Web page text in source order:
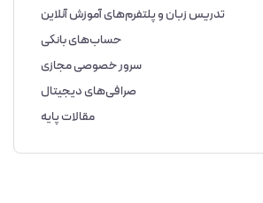
تدریس زبان و پلتفرم‌های آموزش آنلاین
حساب‌های بانکی
سرور خصوصی مجازی
صرافی‌های دیجیتال
مقالات پایه